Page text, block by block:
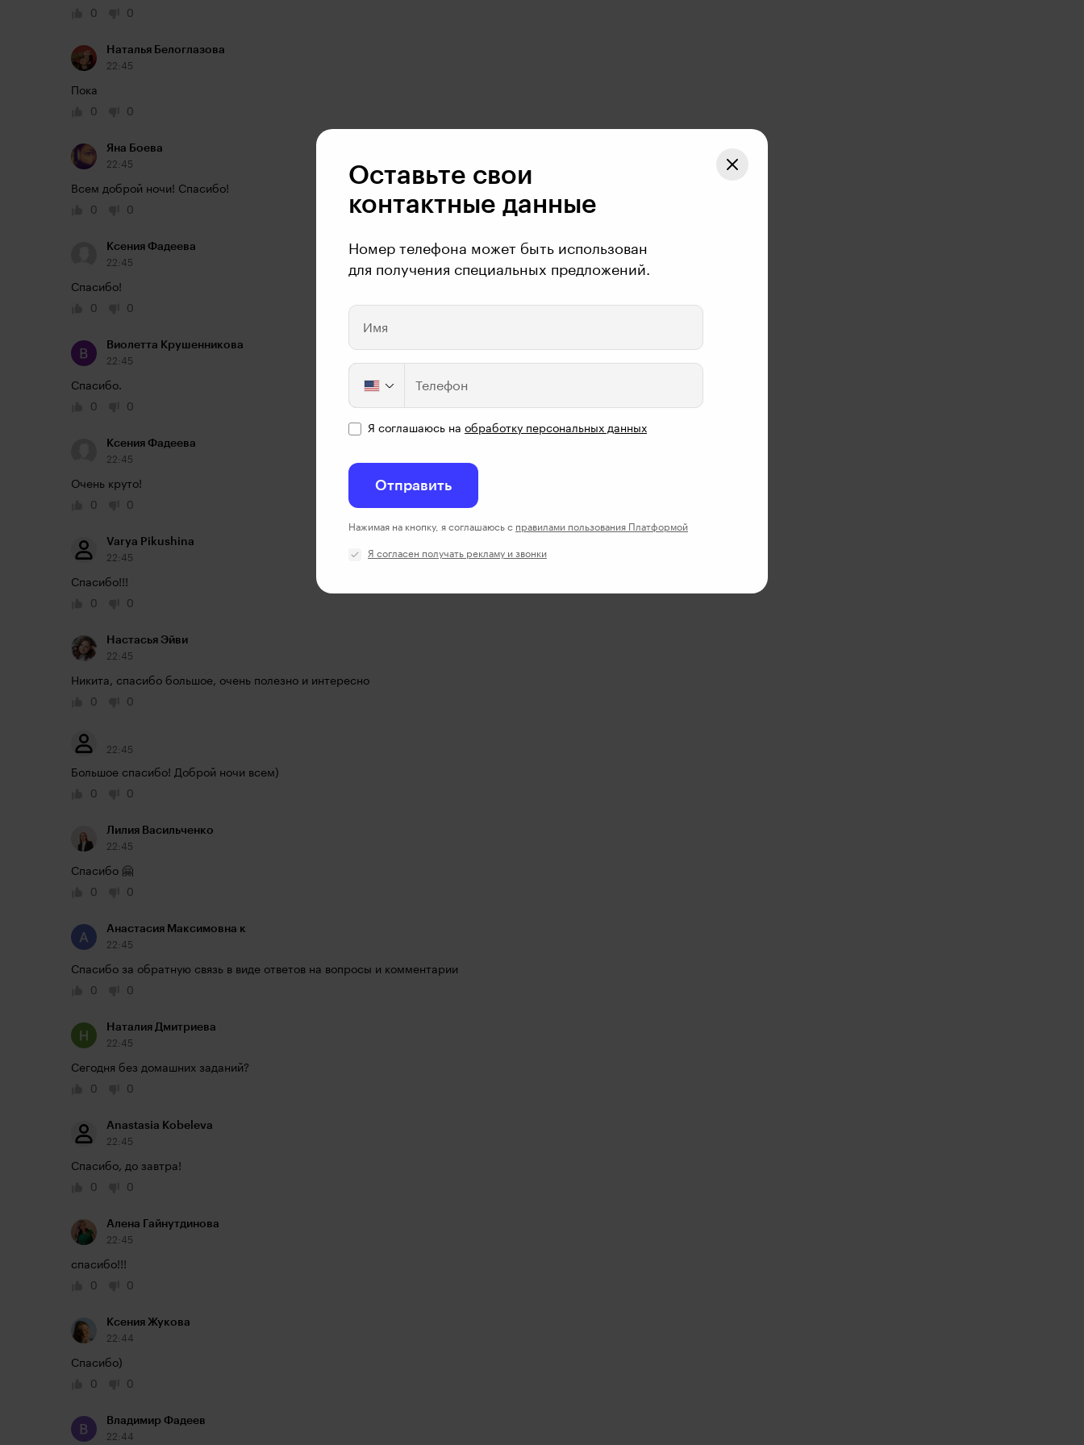
0 0
Наталья Белоглазова
22:45
Пока
0
0
Яна Боева
22:45
Всем доброй ночи! Спасибо!
0
0
Ксения Фадеева
22:45
Спасибо!
0
0
Виолетта Крушенникова
22:45
Спасибо.
0
0
Ксения Фадеева
22:45
Очень круто!
0
0
Varya Pikushina
22:45
Спасибо!!!
0
0
Настасья Эйви
22:45
Никита, спасибо большое, очень полезно и интересно
0
0
22:45
Большое спасибо! Доброй ночи всем)
0
0
Лилия Васильченко
22:45
Спасибо 🤗
0
0
Анастасия Максимовна к
22:45
Спасибо за обратную связь в виде ответов на вопросы и комментарии
0
0
Наталия Дмитриева
22:45
Сегодня без домашних заданий?
0
0
Anastasia Kobeleva
22:45
Спасибо, до завтра!
0
0
Алена Гайнутдинова
22:45
спасибо!!!
0
0
Ксения Жукова
22:44
Спасибо)
0
0
Владимир Фадеев
22:44
Оставьте свои
контактные данные
Номер телефона может быть использован
для получения специальных предложений.
Имя
Телефон
Я соглашаюсь на обработку персональных данных
Отправить
Нажимая на кнопку, я соглашаюсь с правилами пользования Платформой
Я согласен получать рекламу и звонки